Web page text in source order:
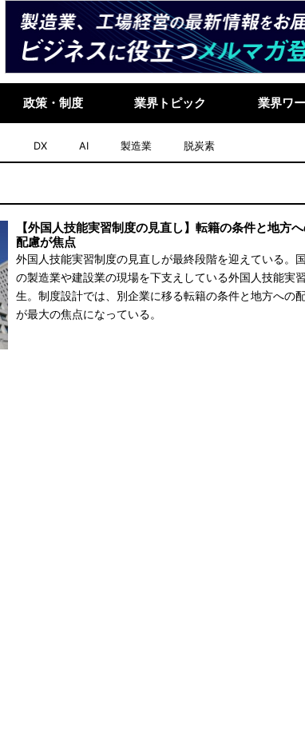
政策・制度 業界トピック 業界ワ
DX AI 製造業 脱炭素
外国人技能実習制度の見直しが最終段階を迎えている。
の製造業や建設業の現場を下支えしている外国人技能実習
生。制度設計では、別企業に移る転籍の条件と地方への
が最大の焦点になっている。
【外国人技能実習制度の見直し】転籍の条件と地方
配慮が焦点